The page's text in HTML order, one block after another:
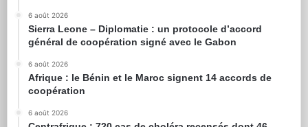
6 août 2026
Sierra Leone – Diplomatie : un protocole d’accord
général de coopération signé avec le Gabon
6 août 2026
Afrique : le Bénin et le Maroc signent 14 accords de
coopération
6 août 2026